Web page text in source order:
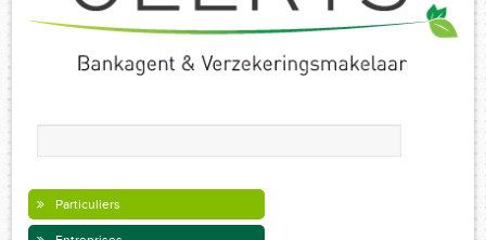
Particuliers